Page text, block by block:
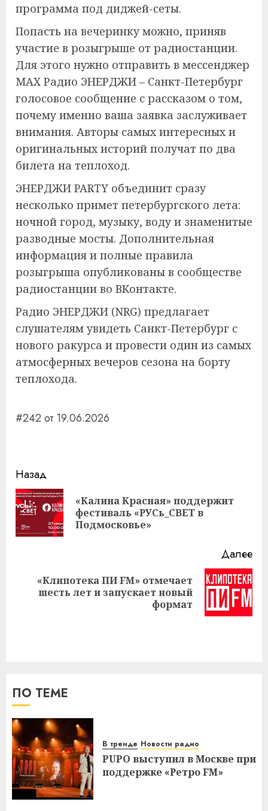
программа под диджей-сеты.
Попасть на вечеринку можно, приняв
участие в розыгрыше от радиостанции.
Для этого нужно отправить в мессенджер
MAX Радио ЭНЕРДЖИ – Санкт-Петербург
голосовое сообщение с рассказом о том,
почему именно ваша заявка заслуживает
внимания. Авторы самых интересных и
оригинальных историй получат по два
билета на теплоход.
ЭНЕРДЖИ PARTY объединит сразу
несколько примет петербургского лета:
ночной город, музыку, воду и знаменитые
разводные мосты. Дополнительная
информация и полные правила
розыгрыша опубликованы в сообществе
радиостанции во ВКонтакте.
Радио ЭНЕРДЖИ (NRG) предлагает
слушателям увидеть Санкт-Петербург с
нового ракурса и провести один из самых
атмосферных вечеров сезона на борту
теплохода.
#242 от 19.06.2026
Навигация
записи
Назад
«Калина Красная» поддержит
фестиваль «РУСь_СВЕТ в
Подмосковье»
Далее
Следующая
«Клипотека ПИ FM» отмечает
шесть лет и запускает новый
формат
ПО ТЕМЕ
В тренде Новости радио
PUPO выступил в Москве при
поддержке «Ретро FM»